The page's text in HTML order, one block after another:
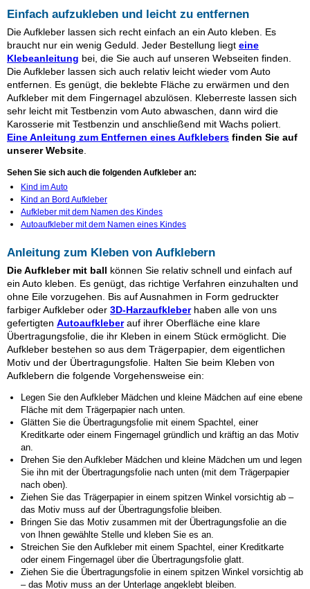
Einfach aufzukleben und leicht zu entfernen
Die Aufkleber lassen sich recht einfach an ein Auto kleben. Es
braucht nur ein wenig Geduld. Jeder Bestellung liegt eine
Klebeanleitung bei, die Sie auch auf unseren Webseiten finden.
Die Aufkleber lassen sich auch relativ leicht wieder vom Auto
entfernen. Es genügt, die beklebte Fläche zu erwärmen und den
Aufkleber mit dem Fingernagel abzulösen. Kleberreste lassen sich
sehr leicht mit Testbenzin vom Auto abwaschen, dann wird die
Karosserie mit Testbenzin und anschließend mit Wachs poliert.
Eine Anleitung zum Entfernen eines Aufklebers finden Sie auf
unserer Website
Sehen Sie sich auch die folgenden Aufkleber an:
Kind im Auto
Kind an Bord Aufkleber
Aufkleber mit dem Namen des Kindes
Autoaufkleber mit dem Namen eines Kindes
Anleitung zum Kleben von Aufklebern
Die Aufkleber mit ball können Sie relativ schnell und einfach auf
ein Auto kleben. Es genügt, das richtige Verfahren einzuhalten und
ohne Eile vorzugehen. Bis auf Ausnahmen in Form gedruckter
farbiger Aufkleber oder 3D-Harzaufkleberhaben alle von uns
gefertigten Autoaufkleberauf ihrer Oberfläche eine klare
Übertragungsfolie, die ihr Kleben in einem Stück ermöglicht. Die
Aufkleber bestehen so aus dem Trägerpapier, dem eigentlichen
Motiv und der Übertragungsfolie. Halten Sie beim Kleben von
Aufklebern die folgende Vorgehensweise ein:
Legen Sie den Aufkleber Mädchen und kleine Mädchen auf eine ebene
Fläche mit dem Trägerpapier nach unten.
Glätten Sie die Übertragungsfolie mit einem Spachtel, einer
Kreditkarte oder einem Fingernagel gründlich und kräftig an das Motiv
an.
Drehen Sie den Aufkleber Mädchen und kleine Mädchen um und legen
Sie ihn mit der Übertragungsfolie nach unten (mit dem Trägerpapier
nach oben).
Ziehen Sie das Trägerpapier in einem spitzen Winkel vorsichtig ab –
das Motiv muss auf der Übertragungsfolie bleiben.
Bringen Sie das Motiv zusammen mit der Übertragungsfolie an die
von Ihnen gewählte Stelle und kleben Sie es an.
Streichen Sie den Aufkleber mit einem Spachtel, einer Kreditkarte
oder einem Fingernagel über die Übertragungsfolie glatt.
Ziehen Sie die Übertragungsfolie in einem spitzen Winkel vorsichtig ab
– das Motiv muss an der Unterlage angeklebt bleiben.